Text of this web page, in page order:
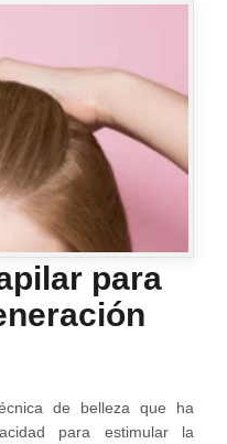
para
de belleza que ha
para estimular la